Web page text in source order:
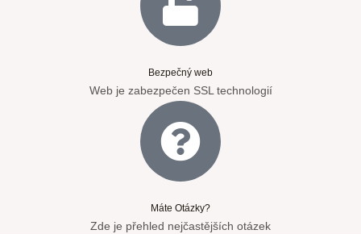
Bezpečný web
Web je zabezpečen SSL technologií
Máte Otázky?
Zde je přehled nejčastějších otázek